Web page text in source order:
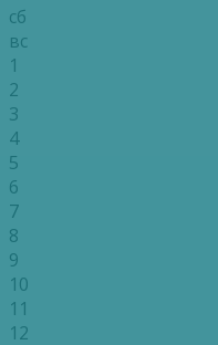
сб
вс
1
2
3
4
5
6
7
8
9
10
11
12